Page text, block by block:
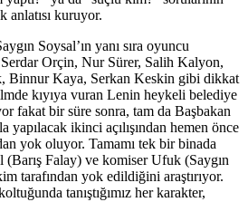
anlatısı kuruyor.
Soysal’ın yanı sıra oyuncu
Orçin, Nur Sürer, Salih Kalyon,
Binnur Kaya, Serkan Keskin gibi dikkat
kıyıya vuran Lenin heykeli belediye
fakat bir süre sonra, tam da Başbakan
yapılacak ikinci açılışından hemen önce
yok oluyor. Tamamı tek bir binada
Falay) ve komiser Ufuk (Saygın
tarafından yok edildiğini araştırıyor.
tanıştığımız her karakter,